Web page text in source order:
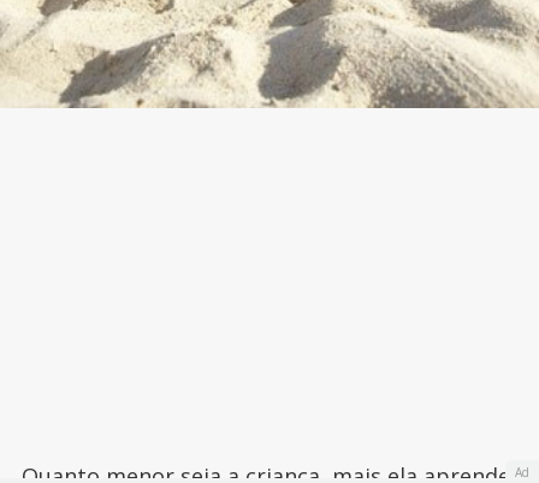
Quanto menor seja a criança, mais ela aprende Ad